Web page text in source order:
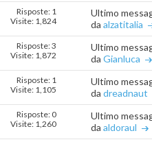
Risposte: 1
Visite: 1,824
Ultimo
da alzatitalia
Risposte: 3
Visite: 1,872
Ultimo
da Gianluca
Risposte: 1
Visite: 1,105
Ultimo
da dreadnaut
Risposte: 0
Visite: 1,260
Ultimo
da aldoraul